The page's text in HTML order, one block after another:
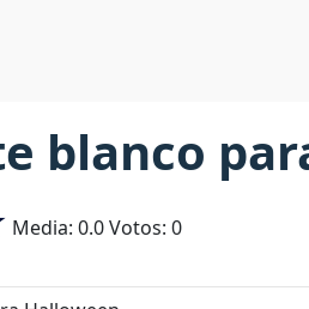
blanco
Media: 0.0Votos: 0